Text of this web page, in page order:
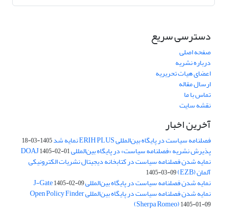
دسترسی سریع
صفحه اصلی
درباره نشریه
اعضای هیات تحریریه
ارسال مقاله
تماس با ما
نقشه سایت
آخرین اخبار
فصلنامه سیاست در پایگاه بین‌المللی ERIH PLUS نمایه شد 1405-03-18
پذیرش نشریه «فصلنامه سیاست» در پایگاه بین‌المللی DOAJ1405-02-01
نمایه شدن فصلنامه سیاست در کتابخانه دیجیتال نشریات الکترونیکی
آلمان (EZB) 1405-03-09
نمایه شدن فصلنامه سیاست در پایگاه بین‌المللی J-Gate1405-02-09
نمایه شدن فصلنامه سیاست در پایگاه بین‌المللی Open Policy Finder
(Sherpa Romeo)1405-01-09